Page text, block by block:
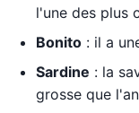
l'une des plus
Bonito : il a
Sardine : la
grosse que